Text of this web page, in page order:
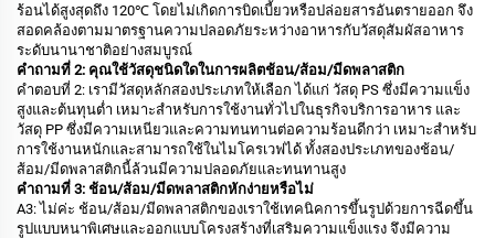
ร้อนได้สูงสุดถึง 120℃ โดยไม่เกิดการบิดเบี้ยวหรือปล่อยสารอันตรายออก จึง
สอดคล้องตามมาตรฐานความปลอดภัยระหว่างอาหารกับวัสดุสัมผัสอาหาร
ระดับนานาชาติอย่างสมบูรณ์
คำถามที่ 2: คุณใช้วัสดุชนิดใดในการผลิตช้อน/ส้อม/มีดพลาสติก
คำตอบที่ 2: เรามีวัสดุหลักสองประเภทให้เลือก ได้แก่ วัสดุ PS ซึ่งมีความแข็ง
สูงและต้นทุนต่ำ เหมาะสำหรับการใช้งานทั่วไปในธุรกิจบริการอาหาร และ
วัสดุ PP ซึ่งมีความเหนียวและความทนทานต่อความร้อนดีกว่า เหมาะสำหรับ
การใช้งานหนักและสามารถใช้ในไมโครเวฟได้ ทั้งสองประเภทของช้อน/
ส้อม/มีดพลาสติกนี้ล้วนมีความปลอดภัยและทนทานสูง
คำถามที่ 3: ช้อน/ส้อม/มีดพลาสติกหักง่ายหรือไม่
A3: ไม่ค่ะ ช้อน/ส้อม/มีดพลาสติกของเราใช้เทคนิคการขึ้นรูปด้วยการฉีดขึ้น
รูปแบบหนาพิเศษและออกแบบโครงสร้างที่เสริมความแข็งแรง จึงมีความ